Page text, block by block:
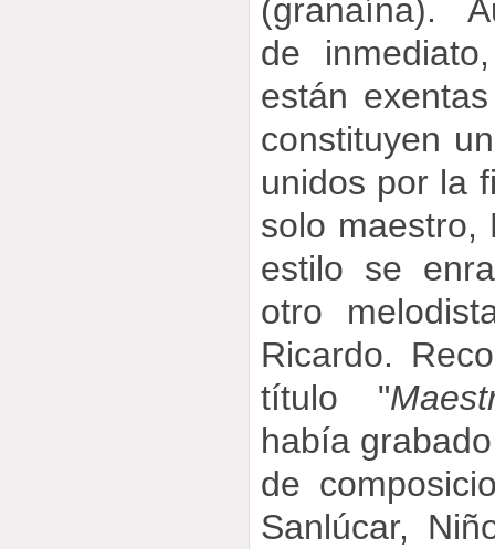
(granaína).
de
están
constituyen
unidos por la
solo maestro,
estilo se
otro
Ricardo.
título "
había
de
Sanlúcar,